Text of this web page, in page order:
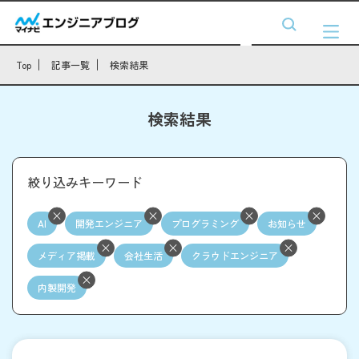
Top 記事一覧 検索結果
検索結果
絞り込みキーワード
AI 開発エンジニア プログラミング お知らせ
メディア掲載 会社生活 クラウドエンジニア
内製開発